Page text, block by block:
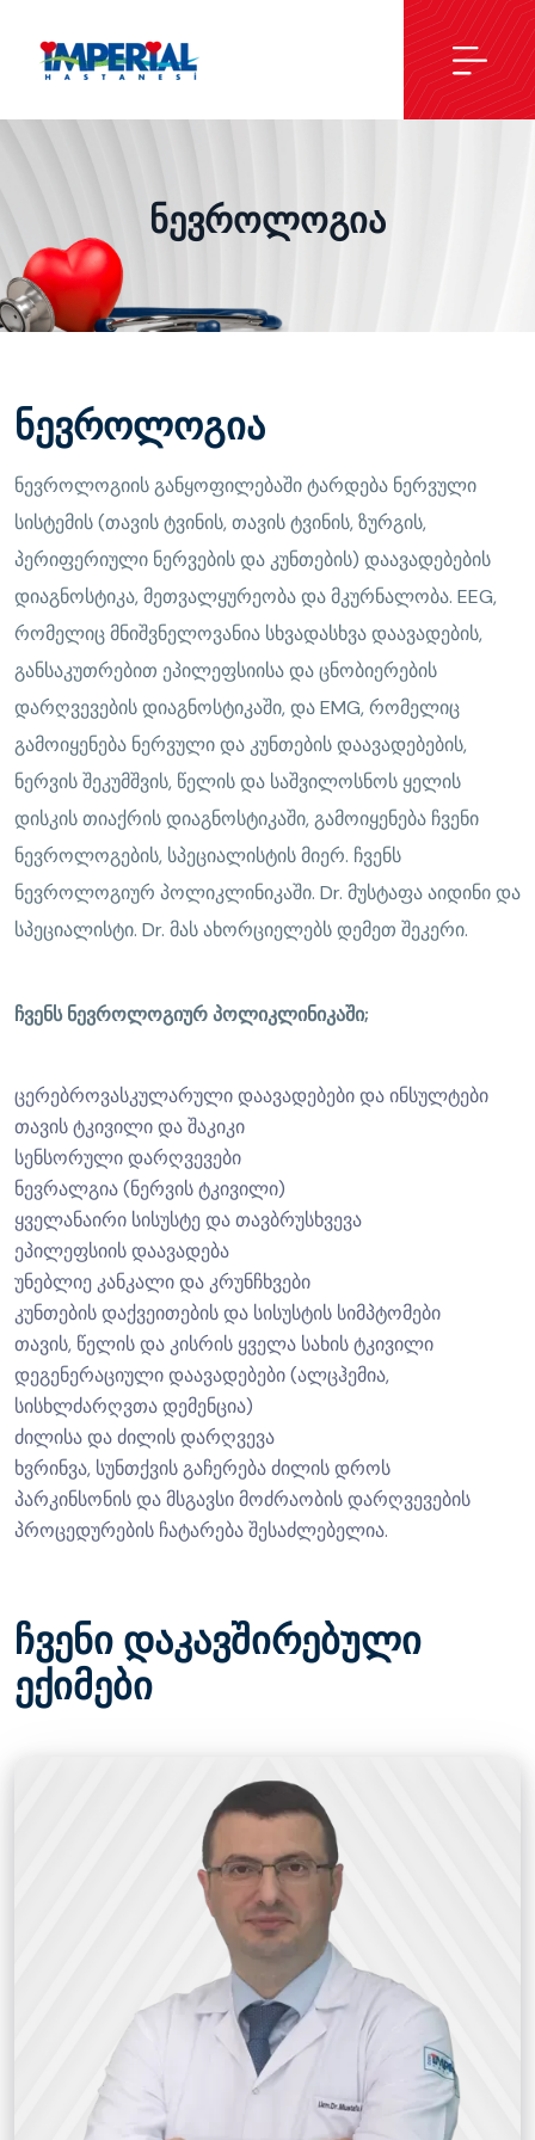
Ნევროლოგია
ნევროლოგია
ნევროლოგიის განყოფილებაში ტარდება ნერვული
სისტემის (თავის ტვინის, თავის ტვინის, ზურგის,
პერიფერიული ნერვების და კუნთების) დაავადებების
დიაგნოსტიკა, მეთვალყურეობა და მკურნალობა. EEG,
რომელიც მნიშვნელოვანია სხვადასხვა დაავადების,
განსაკუთრებით ეპილეფსიისა და ცნობიერების
დარღვევების დიაგნოსტიკაში, და EMG, რომელიც
გამოიყენება ნერვული და კუნთების დაავადებების,
ნერვის შეკუმშვის, წელის და საშვილოსნოს ყელის
დისკის თიაქრის დიაგნოსტიკაში, გამოიყენება ჩვენი
ნევროლოგების, სპეციალისტის მიერ. ჩვენს
ნევროლოგიურ პოლიკლინიკაში. Dr. მუსტაფა აიდინი და
სპეციალისტი. Dr. მას ახორციელებს დემეთ შეკერი.
ჩვენს ნევროლოგიურ პოლიკლინიკაში;
ცერებროვასკულარული დაავადებები და ინსულტები
თავის ტკივილი და შაკიკი
სენსორული დარღვევები
ნევრალგია (ნერვის ტკივილი)
ყველანაირი სისუსტე და თავბრუსხვევა
ეპილეფსიის დაავადება
უნებლიე კანკალი და კრუნჩხვები
კუნთების დაქვეითების და სისუსტის სიმპტომები
თავის, წელის და კისრის ყველა სახის ტკივილი
დეგენერაციული დაავადებები (ალცჰემია,
სისხლძარღვთა დემენცია)
ძილისა და ძილის დარღვევა
ხვრინვა, სუნთქვის გაჩერება ძილის დროს
პარკინსონის და მსგავსი მოძრაობის დარღვევების
პროცედურების ჩატარება შესაძლებელია.
ჩვენი დაკავშირებული
ექიმები